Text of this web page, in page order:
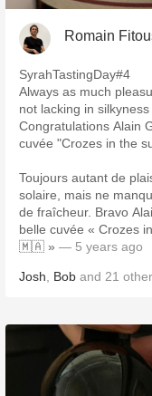
Romain
SyrahTastingDay#4
Always as much
not lacking in
Congratulations Alain
cuvée "Crozes in the
Toujours autant de
solaire, mais ne
de fraîcheur. Bravo
belle cuvée « Crozes
🇲🇦 » — 5 years ago
Josh Bob and 21